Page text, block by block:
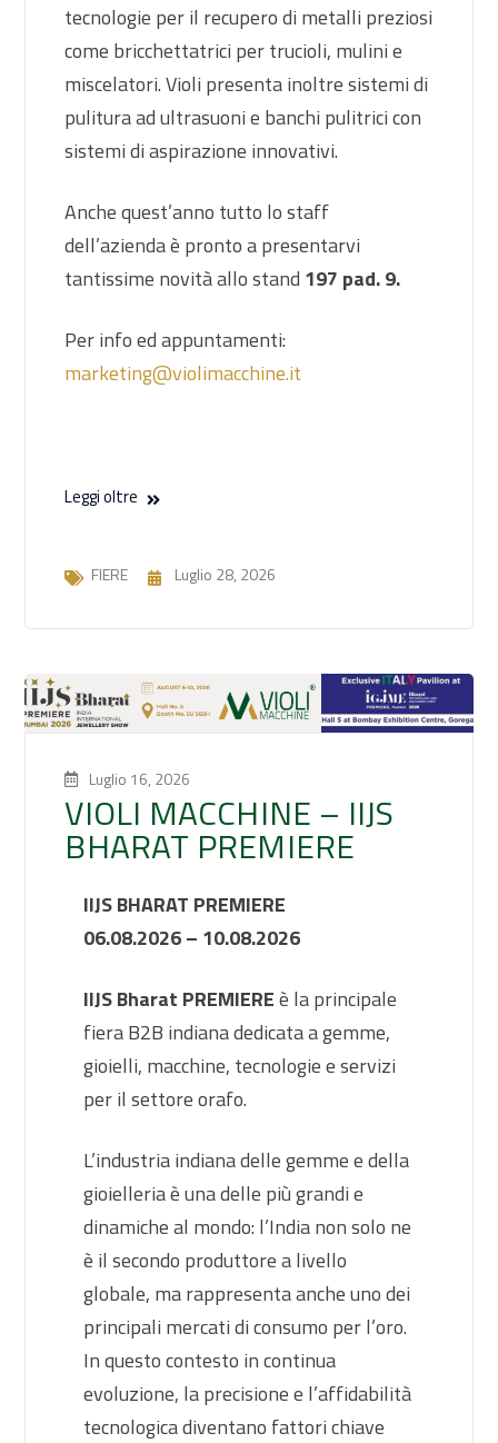
tecnologie per il recupero di metalli preziosi
come bricchettatrici per trucioli, mulini e
miscelatori. Violi presenta inoltre sistemi di
pulitura ad ultrasuoni e banchi pulitrici con
sistemi di aspirazione innovativi.
Anche quest’anno tutto lo staff
dell’azienda è pronto a presentarvi
tantissime novità allo stand 197 pad. 9.
Per info ed appuntamenti:
marketing@violimacchine.it
Leggi oltre
FIERE Luglio 28, 2026
Luglio 16, 2026
VIOLI MACCHINE – IIJS
BHARAT PREMIERE
IIJS BHARAT PREMIERE
06.08.2026 – 10.08.2026
IIJS Bharat PREMIEREè la principale
fiera B2B indiana dedicata a gemme,
gioielli, macchine, tecnologie e servizi
per il settore orafo.
L’industria indiana delle gemme e della
gioielleria è una delle più grandi e
dinamiche al mondo: l’India non solo ne
è il secondo produttore a livello
globale, ma rappresenta anche uno dei
principali mercati di consumo per l’oro.
In questo contesto in continua
evoluzione, la precisione e l’affidabilità
tecnologica diventano fattori chiave